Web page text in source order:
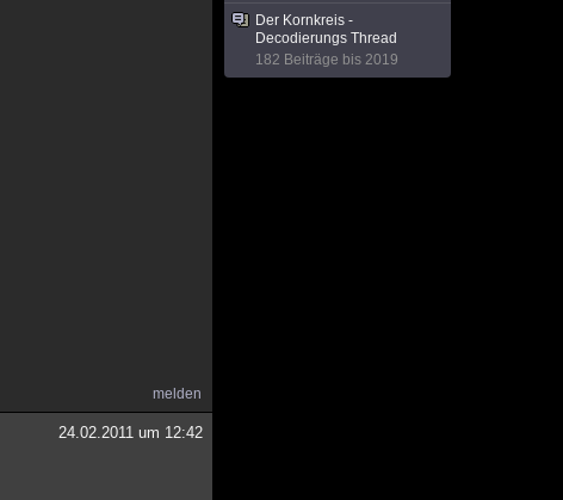
melden
24.02.2011 um 12:42
Der Kornkreis -
Decodierungs Thread
182 Beiträge bis 2019